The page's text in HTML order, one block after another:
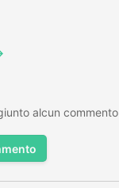
alcun commento